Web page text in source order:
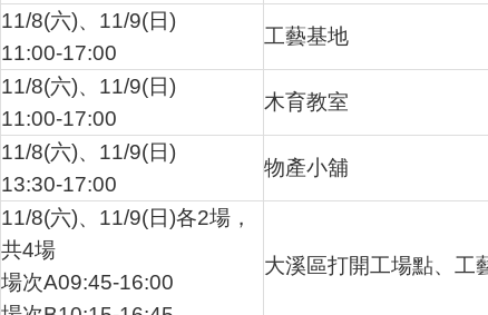
11/8(六)、11/9(日)
11:00-17:00
工藝基地
11/8(六)、11/9(日)
11:00-17:00
木育教室
11/8(六)、11/9(日)
13:30-17:00
物產小舖
11/8(六)、11/9(日)各2場，
共4場
場次A09:45-16:00
大溪區打開工場點、工